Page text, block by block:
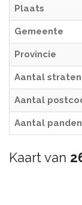
Plaats
Gemeente
Provincie
Aantal straten
Aantal
Aantal panden
Kaart van